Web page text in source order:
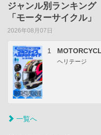
ジャンル別ランキング
「モーターサイクル」
2026年08月07日
1
ヘリテージ
一覧へ